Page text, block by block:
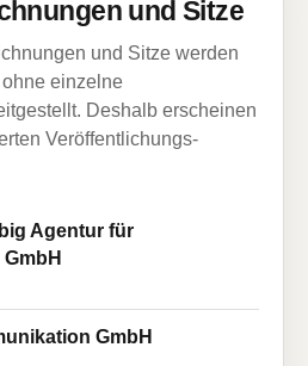
und Sitze
und Sitze werden
einzelne
Deshalb erscheinen
Veröffentlichungs-
Agentur für
GmbH